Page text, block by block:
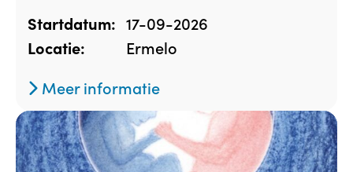
Startdatum: 17-09-2026
Locatie:
Ermelo
Meer informatie